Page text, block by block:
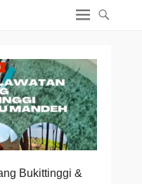
Bukittinggi &